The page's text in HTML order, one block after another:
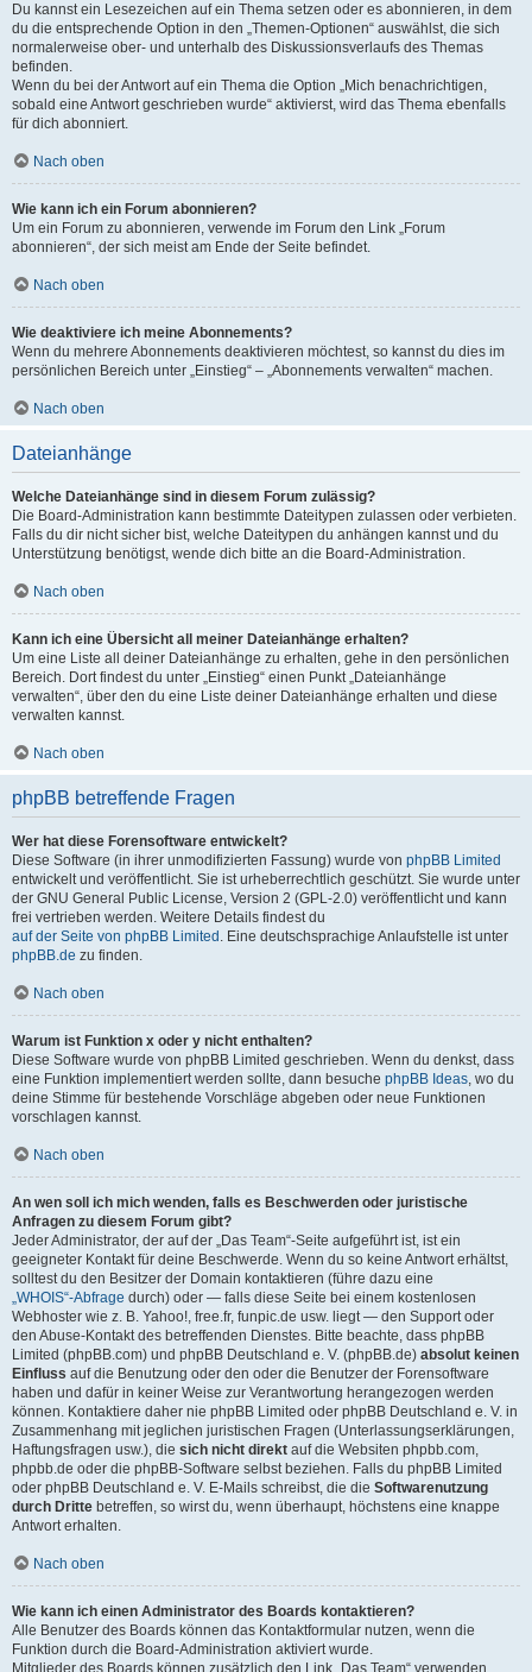
Du kannst ein Lesezeichen auf ein Thema setzen oder es abonnieren, in dem
du die entsprechende Option in den „Themen-Optionen“ auswählst, die sich
normalerweise ober- und unterhalb des Diskussionsverlaufs des Themas
befinden.
Wenn du bei der Antwort auf ein Thema die Option „Mich benachrichtigen,
sobald eine Antwort geschrieben wurde“ aktivierst, wird das Thema ebenfalls
für dich abonniert.
Nach oben
Wie kann ich ein Forum abonnieren?
Um ein Forum zu abonnieren, verwende im Forum den Link „Forum
abonnieren“, der sich meist am Ende der Seite befindet.
Nach oben
Wie deaktiviere ich meine Abonnements?
Wenn du mehrere Abonnements deaktivieren möchtest, so kannst du dies im
persönlichen Bereich unter „Einstieg“ – „Abonnements verwalten“ machen.
Nach oben
Dateianhänge
Welche Dateianhänge sind in diesem Forum zulässig?
Die Board-Administration kann bestimmte Dateitypen zulassen oder verbieten.
Falls du dir nicht sicher bist, welche Dateitypen du anhängen kannst und du
Unterstützung benötigst, wende dich bitte an die Board-Administration.
Nach oben
Kann ich eine Übersicht all meiner Dateianhänge erhalten?
Um eine Liste all deiner Dateianhänge zu erhalten, gehe in den persönlichen
Bereich. Dort findest du unter „Einstieg“ einen Punkt „Dateianhänge
verwalten“, über den du eine Liste deiner Dateianhänge erhalten und diese
verwalten kannst.
Nach oben
phpBB betreffende Fragen
Wer hat diese Forensoftware entwickelt?
Diese Software (in ihrer unmodifizierten Fassung) wurde von phpBB Limited
entwickelt und veröffentlicht. Sie ist urheberrechtlich geschützt. Sie wurde unter
der GNU General Public License, Version 2 (GPL-2.0) veröffentlicht und kann
frei vertrieben werden. Weitere Details findest du
auf der Seite von phpBB Limited . Eine deutschsprachige Anlaufstelle ist unter
phpBB.de zu finden.
Nach oben
Warum ist Funktion x oder y nicht enthalten?
Diese Software wurde von phpBB Limited geschrieben. Wenn du denkst, dass
eine Funktion implementiert werden sollte, dann besuche phpBB Ideas, wo du
deine Stimme für bestehende Vorschläge abgeben oder neue Funktionen
vorschlagen kannst.
Nach oben
An wen soll ich mich wenden, falls es Beschwerden oder juristische
Anfragen zu diesem Forum gibt?
Jeder Administrator, der auf der „Das Team“-Seite aufgeführt ist, ist ein
geeigneter Kontakt für deine Beschwerde. Wenn du so keine Antwort erhältst,
solltest du den Besitzer der Domain kontaktieren (führe dazu eine
„WHOIS“-Abfrage durch) oder — falls diese Seite bei einem kostenlosen
Webhoster wie z. B. Yahoo!, free.fr, funpic.de usw. liegt — den Support oder
den Abuse-Kontakt des betreffenden Dienstes. Bitte beachte, dass phpBB
Limited (phpBB.com) und phpBB Deutschland e. V. (phpBB.de) absolut keinen
Einfluss auf die Benutzung oder den oder die Benutzer der Forensoftware
haben und dafür in keiner Weise zur Verantwortung herangezogen werden
können. Kontaktiere daher nie phpBB Limited oder phpBB Deutschland e. V. in
Zusammenhang mit jeglichen juristischen Fragen (Unterlassungserklärungen,
Haftungsfragen usw.), die sich nicht direkt auf die Websiten phpbb.com,
phpbb.de oder die phpBB-Software selbst beziehen. Falls du phpBB Limited
oder phpBB Deutschland e. V. E-Mails schreibst, die die Softwarenutzung
durch Dritte betreffen, so wirst du, wenn überhaupt, höchstens eine knappe
Antwort erhalten.
Nach oben
Wie kann ich einen Administrator des Boards kontaktieren?
Alle Benutzer des Boards können das Kontaktformular nutzen, wenn die
Funktion durch die Board-Administration aktiviert wurde.
Mitglieder des Boards können zusätzlich den Link „Das Team“ verwenden.